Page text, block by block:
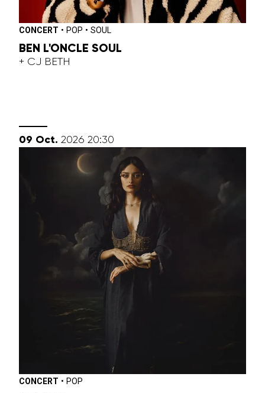
CONCERT • POP • SOUL
BEN L'ONCLE SOUL
+ CJ BETH
09 octobre
Oct. 2026 20:30
CONCERT • POP